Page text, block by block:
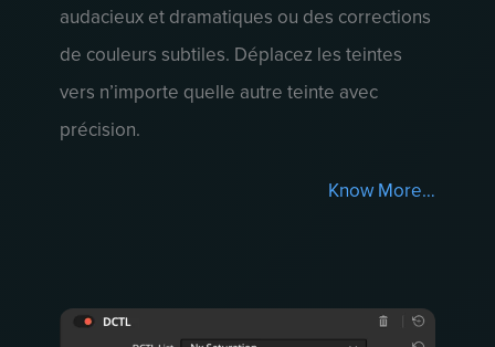
audacieux et dramatiques ou des corrections
de couleurs subtiles. Déplacez les teintes
vers n’importe quelle autre teinte avec
précision.
Know More…